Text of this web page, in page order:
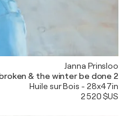
Janna Prinsloo
& the winter be done 2
Huile sur Bois - 28x47in
2 520 $US